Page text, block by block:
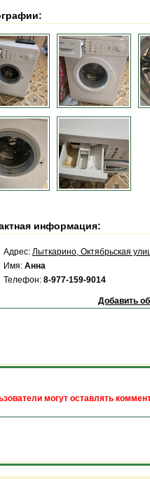
информация:
Адрес: Лыткарино, Октябрьская
Имя: Анна
Телефон: 8-977-159-9014
Добавить
могут оставлять